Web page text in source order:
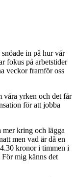
in på hur vår
fokus på arbetstider
veckor framför oss
våra yrken och det får
för att jobba
mer kring och lägga
men vad är då en
kronor i timmen i
mig känns det